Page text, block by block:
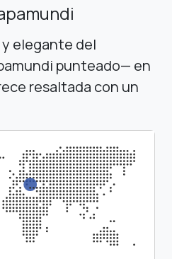
elegante del
punteado— en
resaltada con un